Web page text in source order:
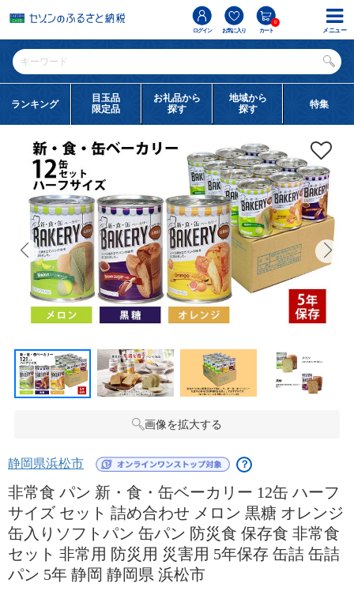
ログイン お気に入り カート
0
ランキング
目玉品
限定品
お礼品から
探す
地域から
探す
特集
画像を拡大する
静岡県浜松市 ？
非常食 パン 新・食・缶ベーカリー 12缶 ハーフ
サイズ セット 詰め合わせ メロン 黒糖 オレンジ
缶入りソフトパン 缶パン 防災食 保存食 非常食
セット 非常用 防災用 災害用 5年保存 缶詰 缶詰
パン 5年 静岡 静岡県 浜松市
メニュー